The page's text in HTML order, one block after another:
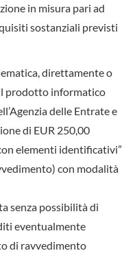
in misura pari ad
sostanziali previsti
direttamente o
prodotto informatico
delle Entrate e
di EUR 250,00
elementi identificativi”
con modalità
senza possibilità di
eventualmente
di ravvedimento